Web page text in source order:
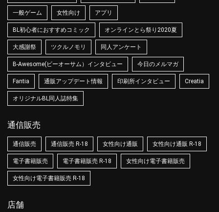
一般ゲーム 女性向け アプリ
BL初心者におすすめコミック オンラインとら祭り2020夏
大感謝祭 ツクルノモリ 同人アンケート
B-Awesome(ビーオーサム）インタビュー 今日のメルマガ
Fantia 通販アップデート情報 印刷所インタビュー Creatia
オリジナルBL同人誌特集
通信販売
通信販売 通信販売 R-18 女性向け通販 女性向け通販 R-18
電子書籍販売 電子書籍販売 R-18 女性向け電子書籍販売
女性向け電子書籍販売 R-18
店舗